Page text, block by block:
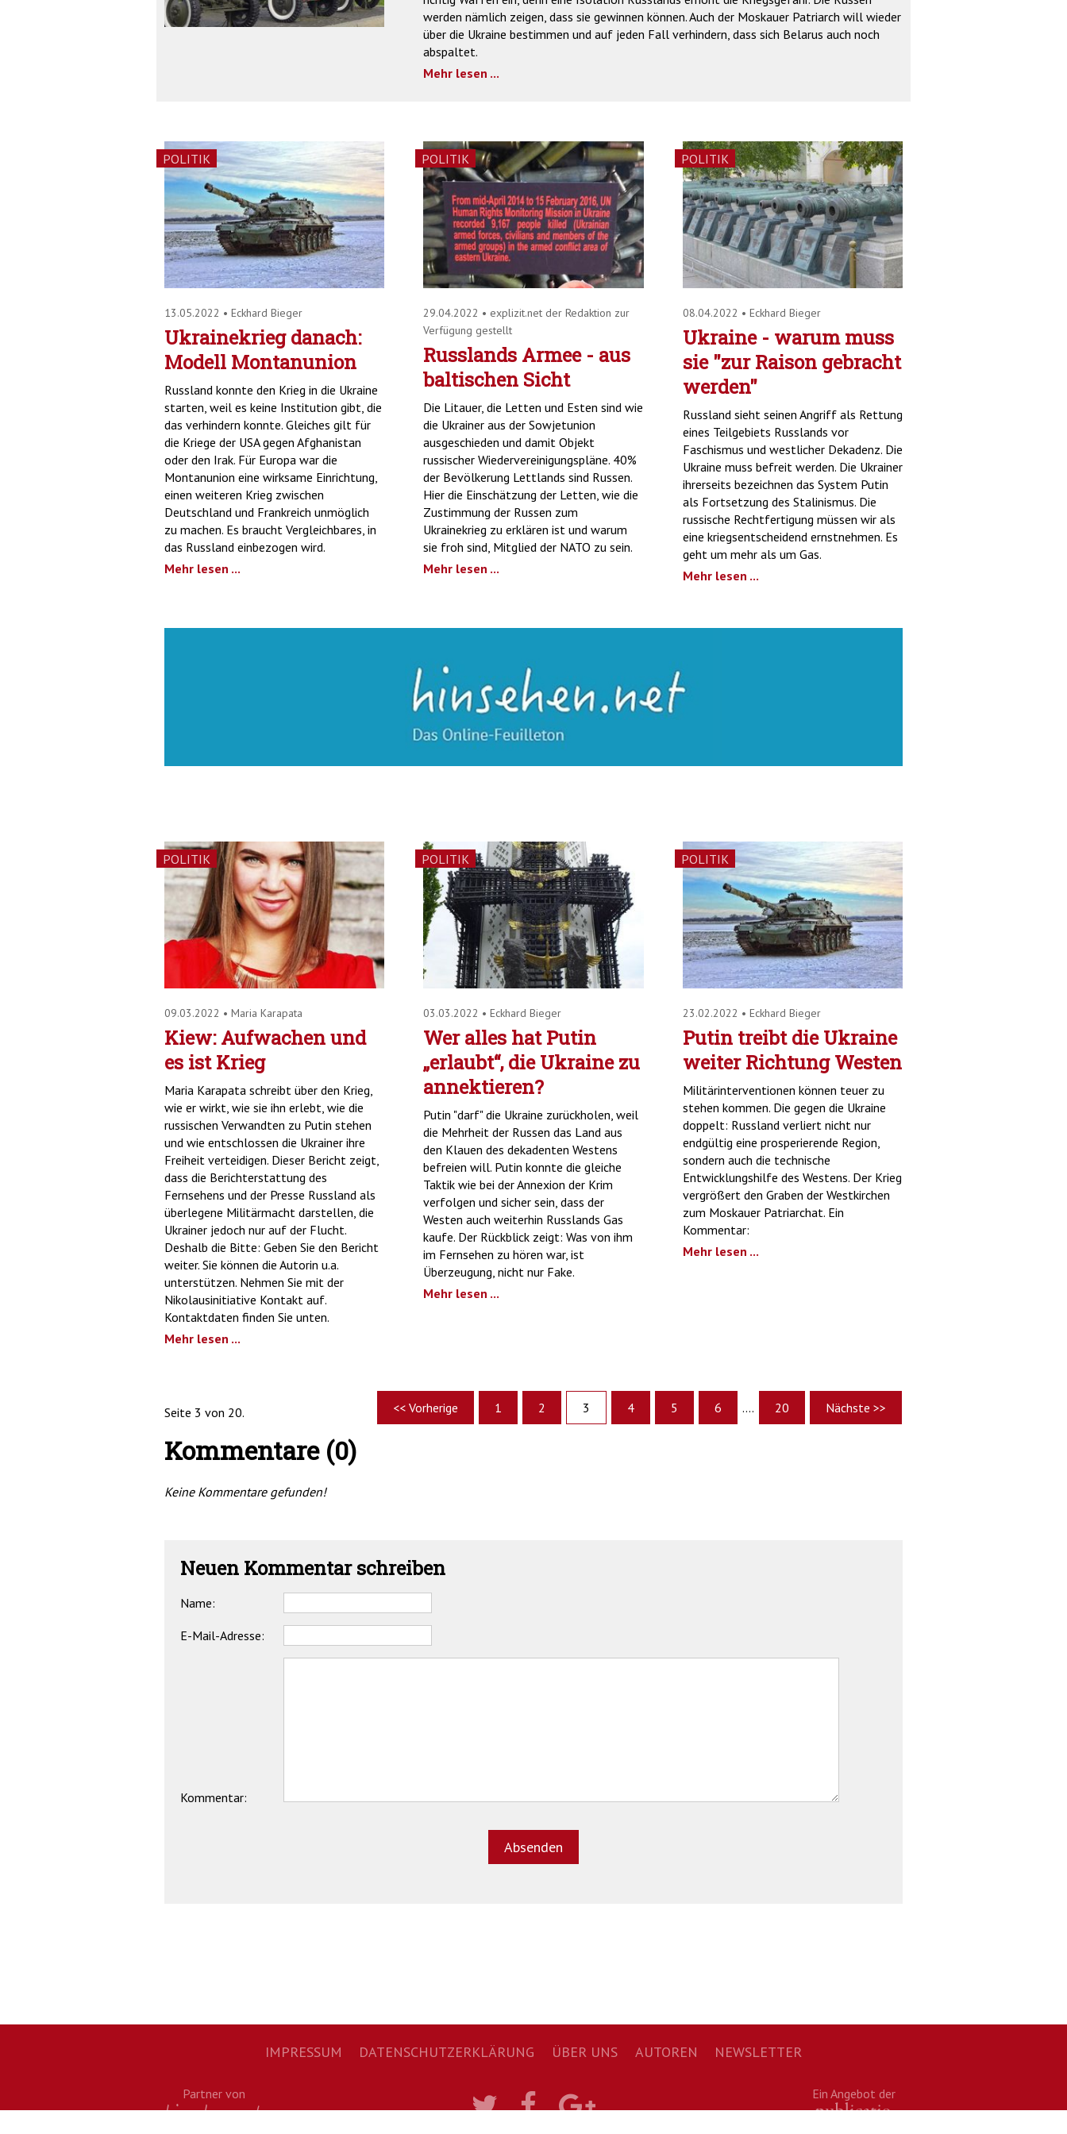
werden nämlich zeigen, dass sie gewinnen können. Auch der Moskauer Patriarch will wieder
über die Ukraine bestimmen und auf jeden Fall verhindern, dass sich Belarus auch noch
abspaltet.
Mehr lesen ...
POLITIK
13.05.2022 • Eckhard Bieger
Ukrainekrieg danach:
Modell Montanunion
Russland konnte den Krieg in die Ukraine
starten, weil es keine Institution gibt, die
das verhindern konnte. Gleiches gilt für
die Kriege der USA gegen Afghanistan
oder den Irak. Für Europa war die
Montanunion eine wirksame Einrichtung,
einen weiteren Krieg zwischen
Deutschland und Frankreich unmöglich
zu machen. Es braucht Vergleichbares, in
das Russland einbezogen wird.
Mehr lesen ...
POLITIK
29.04.2022 • explizit.net der Redaktion zur
Verfügung gestellt
Russlands Armee - aus
baltischen Sicht
Die Litauer, die Letten und Esten sind wie
die Ukrainer aus der Sowjetunion
ausgeschieden und damit Objekt
russischer Wiedervereinigungspläne. 40%
der Bevölkerung Lettlands sind Russen.
Hier die Einschätzung der Letten, wie die
Zustimmung der Russen zum
Ukrainekrieg zu erklären ist und warum
sie froh sind, Mitglied der NATO zu sein.
Mehr lesen ...
POLITIK
08.04.2022 • Eckhard Bieger
Ukraine - warum muss
sie "zur Raison gebracht
werden"
Russland sieht seinen Angriff als Rettung
eines Teilgebiets Russlands vor
Faschismus und westlicher Dekadenz. Die
Ukraine muss befreit werden. Die Ukrainer
ihrerseits bezeichnen das System Putin
als Fortsetzung des Stalinismus. Die
russische Rechtfertigung müssen wir als
eine kriegsentscheidend ernstnehmen. Es
geht um mehr als um Gas.
Mehr lesen ...
POLITIK
09.03.2022 • Maria Karapata
Kiew: Aufwachen und
es ist Krieg
Maria Karapata schreibt über den Krieg,
wie er wirkt, wie sie ihn erlebt, wie die
russischen Verwandten zu Putin stehen
und wie entschlossen die Ukrainer ihre
Freiheit verteidigen. Dieser Bericht zeigt,
dass die Berichterstattung des
Fernsehens und der Presse Russland als
überlegene Militärmacht darstellen, die
Ukrainer jedoch nur auf der Flucht.
Deshalb die Bitte: Geben Sie den Bericht
weiter. Sie können die Autorin u.a.
unterstützen. Nehmen Sie mit der
Nikolausinitiative Kontakt auf.
Kontaktdaten finden Sie unten.
Mehr lesen ...
POLITIK
03.03.2022 •Eckhard Bieger
Wer alles hat Putin
„erlaubt“, die Ukraine zu
annektieren?
Putin "darf" die Ukraine zurückholen, weil
die Mehrheit der Russen das Land aus
den Klauen des dekadenten Westens
befreien will. Putin konnte die gleiche
Taktik wie bei der Annexion der Krim
verfolgen und sicher sein, dass der
Westen auch weiterhin Russlands Gas
kaufe. Der Rückblick zeigt: Was von ihm
im Fernsehen zu hören war, ist
Überzeugung, nicht nur Fake.
Mehr lesen ...
POLITIK
23.02.2022 • Eckhard Bieger
Putin treibt die Ukraine
weiter Richtung Westen
Militärinterventionen können teuer zu
stehen kommen. Die gegen die Ukraine
doppelt: Russland verliert nicht nur
endgültig eine prosperierende Region,
sondern auch die technische
Entwicklungshilfe des Westens. Der Krieg
vergrößert den Graben der Westkirchen
zum Moskauer Patriarchat. Ein
Kommentar:
Mehr lesen ...
Seite 3 von 20. << Vorherige 1 2 3 4 5 6 .... 20 Nächste >>
Kommentare (0)
Keine Kommentare gefunden!
Neuen Kommentar schreiben
Name:
E-Mail-Adresse:
Kommentar:
NAVIGATION
IMPRESSUM DATENSCHUTZERKLÄRUNG ÜBER UNS AUTOREN NEWSLETTER
Partner von Ein Angebot der
TwitterFacebook
Google+